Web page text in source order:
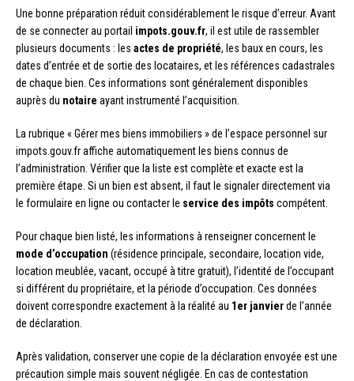
Une bonne préparation réduit considérablement le risque d’erreur. Avant
de se connecter au portail impots.gouv.fr, il est utile de rassembler
plusieurs documents : les actes de propriété, les baux en cours, les
dates d’entrée et de sortie des locataires, et les références cadastrales
de chaque bien. Ces informations sont généralement disponibles
auprès du notaire ayant instrumenté l’acquisition.
La rubrique « Gérer mes biens immobiliers » de l’espace personnel sur
impots.gouv.fr affiche automatiquement les biens connus de
l’administration. Vérifier que la liste est complète et exacte est la
première étape. Si un bien est absent, il faut le signaler directement via
le formulaire en ligne ou contacter le service des impôts compétent.
Pour chaque bien listé, les informations à renseigner concernent le
mode d’occupation (résidence principale, secondaire, location vide,
location meublée, vacant, occupé à titre gratuit), l’identité de l’occupant
si différent du propriétaire, et la période d’occupation. Ces données
doivent correspondre exactement à la réalité au 1er janvierde l’année
de déclaration.
Après validation, conserver une copie de la déclaration envoyée est une
précaution simple mais souvent négligée. En cas de contestation